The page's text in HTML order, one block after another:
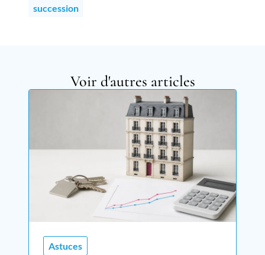
succession
Voir d'autres articles
Astuces